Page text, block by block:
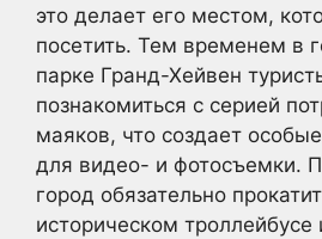
это делает его местом,
посетить. Тем временем в
парке Гранд-Хейвен
познакомиться с серией
маяков, что создает
для видео- и фотосъемки.
город обязательно
историческом троллейбусе